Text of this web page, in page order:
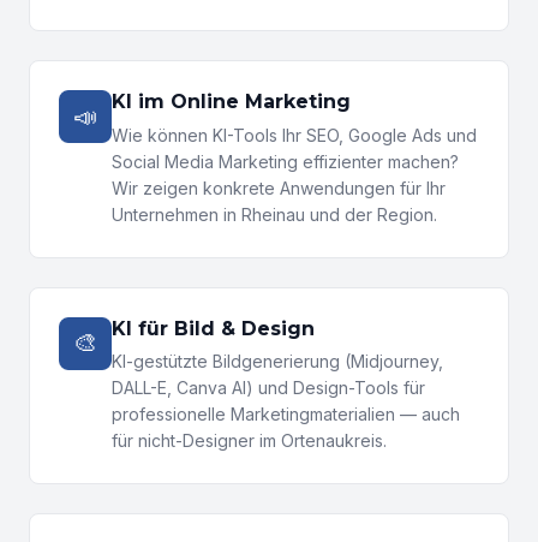
📣 KI im Online Marketing
Wie können KI-Tools Ihr SEO, Google Ads und
Social Media Marketing effizienter machen?
Wir zeigen konkrete Anwendungen für Ihr
Unternehmen in Rheinau und der Region.
🎨 KI für Bild & Design
KI-gestützte Bildgenerierung (Midjourney,
DALL-E, Canva AI) und Design-Tools für
professionelle Marketingmaterialien — auch
für nicht-Designer im Ortenaukreis.